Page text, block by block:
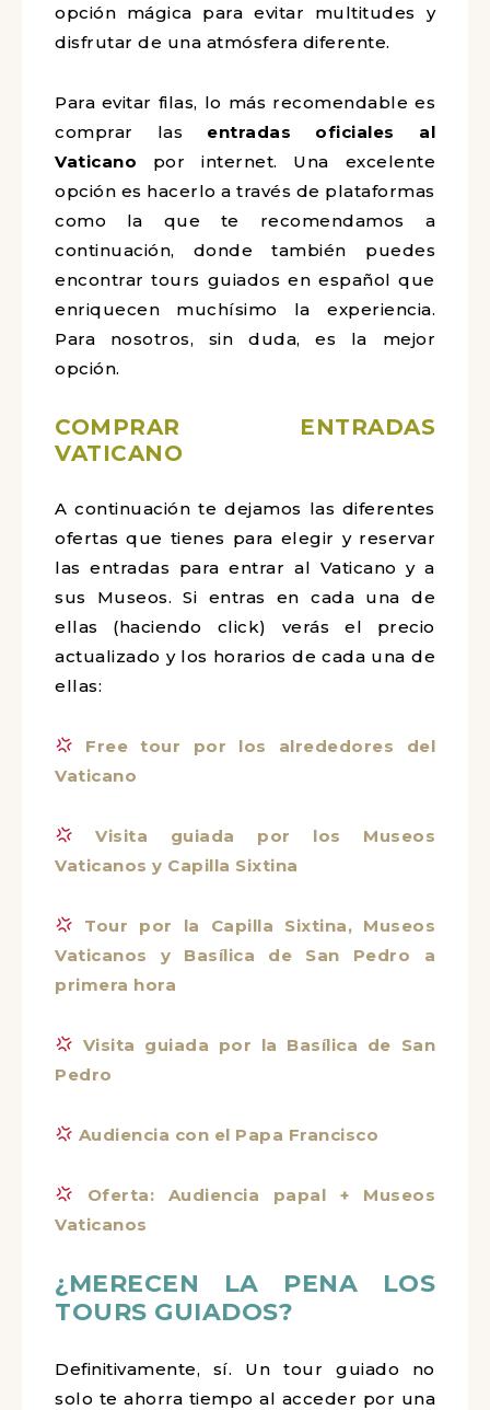
opción mágica para evitar multitudes y
disfrutar de una atmósfera diferente.
Para evitar filas, lo más recomendable es
comprar las entradas oficiales al
Vaticano por internet. Una excelente
opción es hacerlo a través de plataformas
como la que te recomendamos a
continuación, donde también puedes
encontrar tours guiados en español que
enriquecen muchísimo la experiencia.
Para nosotros, sin duda, es la mejor
opción.
COMPRAR ENTRADAS
VATICANO
A continuación te dejamos las diferentes
ofertas que tienes para elegir y reservar
las entradas para entrar al Vaticano y a
sus Museos. Si entras en cada una de
ellas (haciendo click) verás el precio
actualizado y los horarios de cada una de
ellas:
Free tour por los alrededores del
Vaticano
Visita guiada por los Museos
Vaticanos y Capilla Sixtina
Tour por la Capilla Sixtina, Museos
Vaticanos y Basílica de San Pedro a
primera hora
Visita guiada por la Basílica de San
Pedro
Audiencia con el Papa Francisco
Oferta: Audiencia papal + Museos
Vaticanos
¿MERECEN LA PENA LOS
TOURS GUIADOS?
Definitivamente, sí. Un tour guiado no
solo te ahorra tiempo al acceder por una